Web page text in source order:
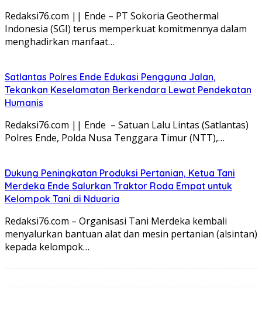
Redaksi76.com || Ende – PT Sokoria Geothermal
Indonesia (SGI) terus memperkuat komitmennya dalam
menghadirkan manfaat…
Satlantas Polres Ende Edukasi Pengguna Jalan,
Tekankan Keselamatan Berkendara Lewat Pendekatan
Humanis
Redaksi76.com || Ende – Satuan Lalu Lintas (Satlantas)
Polres Ende, Polda Nusa Tenggara Timur (NTT),…
Dukung Peningkatan Produksi Pertanian, Ketua Tani
Merdeka Ende Salurkan Traktor Roda Empat untuk
Kelompok Tani di Nduaria
Redaksi76.com – Organisasi Tani Merdeka kembali
menyalurkan bantuan alat dan mesin pertanian (alsintan)
kepada kelompok…